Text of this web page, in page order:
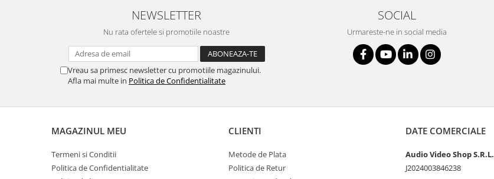
NEWSLETTER
Nu rata ofertele si promotiile noastre
Vreau sa primesc newsletter cu promotiile magazinului.
Afla mai multe in Politica de Confidentialitate
SOCIAL
Urmareste-ne in social media
MAGAZINUL MEU
Termeni si Conditii
Politica de Confidentialitate
CLIENTI
Metode de Plata
Politica de Retur
DATE COMERCIALE
Audio Video Shop S.R.L.
J2024003846238